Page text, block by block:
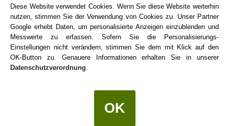
Steinbock Sternzeichen
Diese Website verwendet Cookies. Wenn Sie diese Website weiterhin
nutzen, stimmen Sie der Verwendung von Cookies zu. Unser Partner
Google erhebt Daten, um personalisierte Anzeigen einzublenden und
Messwerte zu erfassen. Sofern Sie die Personalisierungs-
Einstellungen nicht verändern, stimmen Sie dem mit Klick auf den
OK-Button zu. Genauere Informationen erhalten Sie in unserer
Datenschutzverordnung.
OK